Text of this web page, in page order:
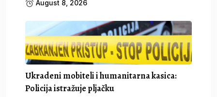
August 8, 2026
Ukradeni mobiteli i humanitarna kasica:
Policija istražuje pljačku